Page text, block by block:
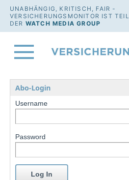
UNABHÄNGIG, KRITISCH, FAIR -
VERSICHERUNGSMONITOR IST TEIL
DER WATCH MEDIA GROUP
Abo-Login
Username
Password